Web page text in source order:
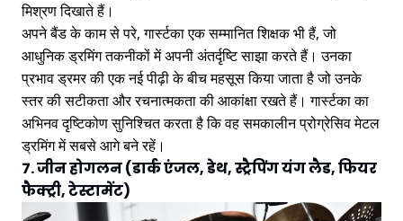
मिश्रण दिखाते हैं।
अपने बैंड के काम से परे, गार्स्टका एक सम्मानित शिक्षक भी हैं, जो
आधुनिक ड्रमिंग तकनीकों में अपनी अंतर्दृष्टि साझा करते हैं। उनका
प्रभाव ड्रमर की एक नई पीढ़ी के बीच महसूस किया जाता है जो उनके
स्तर की सटीकता और रचनात्मकता की आकांक्षा रखते हैं। गार्स्टका का
अभिनव दृष्टिकोण सुनिश्चित करता है कि वह समकालीन प्रोग्रेसिव मेटल
ड्रमिंग में सबसे आगे बने रहें।
7. जीन होगलन (डार्क एंजल, डेथ, स्ट्रैपिंग यंग लैड, फियर
फैक्ट्री, टेस्टामेंट)